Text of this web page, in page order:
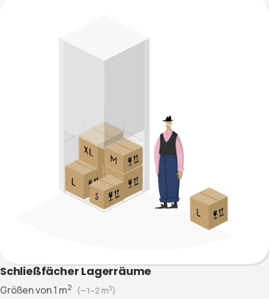
Schließfächer Lagerräume
Größen von1 m2 (~1–2 m3)